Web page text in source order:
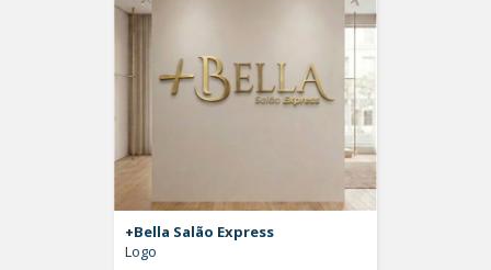
+Bella Salão Express
Logo